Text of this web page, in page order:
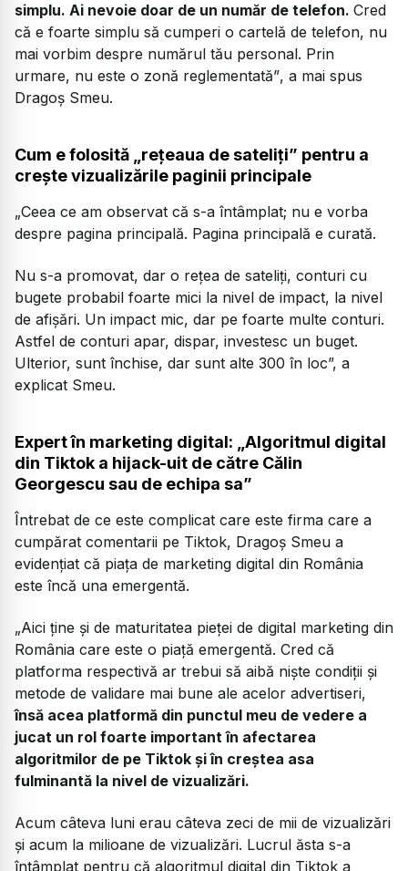
simplu. Ai nevoie doar de un număr de telefon. Cred
că e foarte simplu să cumperi o cartelă de telefon, nu
mai vorbim despre numărul tău personal. Prin
urmare, nu este o zonă reglementată”, a mai spus
Dragoș Smeu.
Cum e folosită „rețeaua de sateliți” pentru a
crește vizualizările paginii principale
„Ceea ce am observat că s-a întâmplat; nu e vorba
despre pagina principală. Pagina principală e curată.
Nu s-a promovat, dar o rețea de sateliți, conturi cu
bugete probabil foarte mici la nivel de impact, la nivel
de afișări. Un impact mic, dar pe foarte multe conturi.
Astfel de conturi apar, dispar, investesc un buget.
Ulterior, sunt închise, dar sunt alte 300 în loc”, a
explicat Smeu.
Expert în marketing digital: „Algoritmul digital
din Tiktok a hijack-uit de către Călin
Georgescu sau de echipa sa”
Întrebat de ce este complicat care este firma care a
cumpărat comentarii pe Tiktok, Dragoș Smeu a
evidențiat că piața de marketing digital din România
este încă una emergentă.
„Aici ține și de maturitatea pieței de digital marketing din
România care este o piață emergentă. Cred că
platforma respectivă ar trebui să aibă niște condiții și
metode de validare mai bune ale acelor advertiseri,
însă acea platformă din punctul meu de vedere a
jucat un rol foarte important în afectarea
algoritmilor de pe Tiktok și în creștea asa
fulminantă la nivel de vizualizări.
Acum câteva luni erau câteva zeci de mii de vizualizări
și acum la milioane de vizualizări. Lucrul ăsta s-a
întâmplat pentru că algoritmul digital din Tiktok a